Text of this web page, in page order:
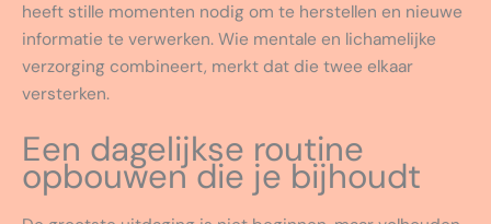
heeft stille momenten nodig om te herstellen en nieuwe
informatie te verwerken. Wie mentale en lichamelijke
verzorging combineert, merkt dat die twee elkaar
versterken.
Een dagelijkse routine
opbouwen die je bijhoudt